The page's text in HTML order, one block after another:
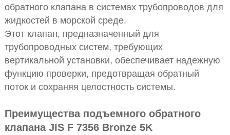
обратного клапана в системах трубопроводов для
жидкостей в морской среде.
Этот клапан, предназначенный для
трубопроводных систем, требующих
вертикальной установки, обеспечивает надежную
функцию проверки, предотвращая обратный
поток и сохраняя целостность системы.
Преимущества подъемного обратного
клапана JIS F 7356 Bronze 5K